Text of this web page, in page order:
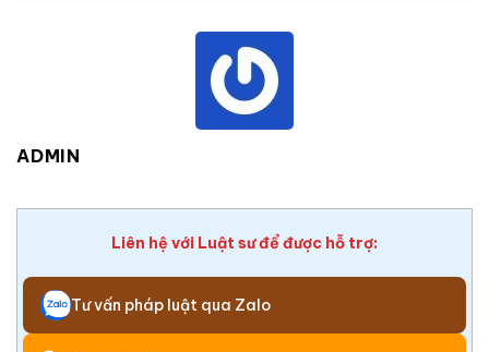
ADMIN
Liên hệ với Luật sư để được hỗ trợ:
Tư vấn pháp luật qua Zalo